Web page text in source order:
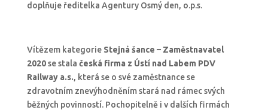
doplňuje ředitelka Agentury Osmý den, o.p.s.
Vítězem kategorie Stejná šance – Zaměstnavatel
2020se stala česká firma z Ústí nad Labem PDV
Railway a.s., která se o své zaměstnance se
zdravotním znevýhodněním stará nad rámec svých
běžných povinností. Pochopitelně i v dalších firmách